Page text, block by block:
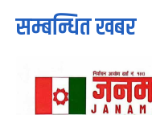
सम्बन्धित खबर